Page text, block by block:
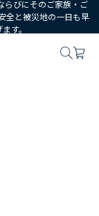
らびにそのご家族・ご
全と被災地の一日も早
す。